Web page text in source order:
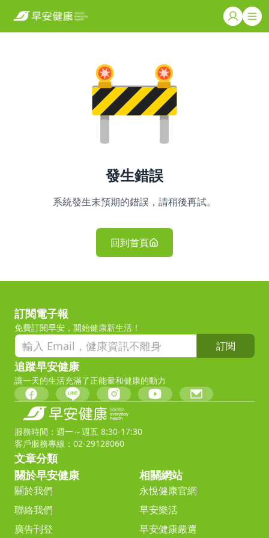
發生錯誤
系統發生未預期的錯誤，請稍後再試。
回到首頁
訂閱電子報
免費訂閱早安，開始健康新生活！
訂閱
追蹤早安健康
讓一天的生活充滿了正能量和健康的動力
服務時間：週一～週五 8:30-17:30
客戶服務專線：02-29128060
文章分類
關於早安健康
關於我們
聯絡我們
廣告刊登
相關網站
永悅健康官網
早安樂活
早安健康嚴選